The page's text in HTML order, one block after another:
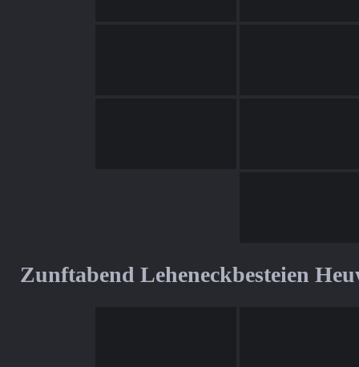
Zunftabend Leheneckbesteien